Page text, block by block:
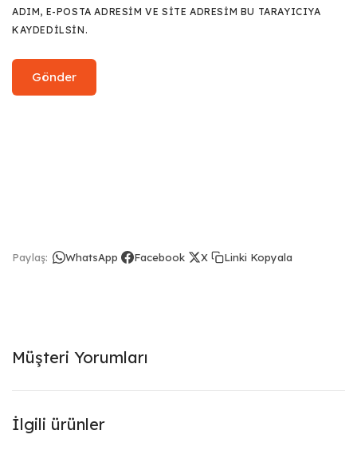
ADIM, E-POSTA ADRESIM VE SITE ADRESIM BU TARAYICIYA
KAYDEDILSIN.
Paylaş: WhatsApp Facebook X Linki Kopyala
Müşteri Yorumları
İlgili ürünler